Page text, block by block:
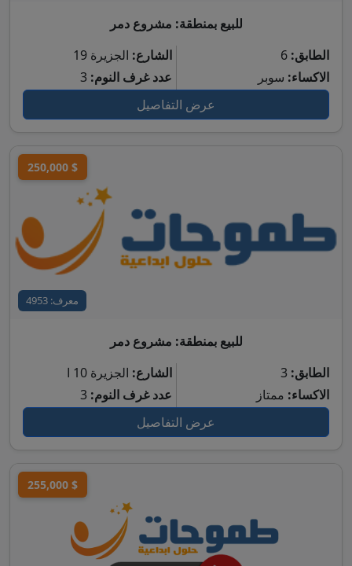
للبيع بمنطقة: مشروع دمر
الشارع: الجزيرة 19
عدد غرف النوم:
الطابق:
الاكساء: سوبر
عرض التفاصيل
250,000 $
معرف: 4953
للبيع بمنطقة: مشروع دمر
الشارع: الجزيرة 10 ا
عدد غرف النوم:
الطابق:
الاكساء: ممتاز
عرض التفاصيل
255,000 $